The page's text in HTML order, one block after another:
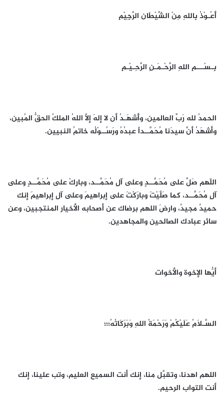
أَعُـوْذُ بِاللهِ مِنْ الشَّيْطَان الرَّجِيْمِ
بِـسْـــمِ اللهِ الرَّحْـمَـنِ الرَّحِـيْـمِ
الحمدُ لله رَبِّ العالمين، وأَشهَـدُ أن لا إلهَ إلَّا اللهُ الملكُ الحقُّ المُبين،
وأشهَدُ أنَّ سيدَنا مُحَمَّــداً عبدُهُ ورَسُــوْلُه خاتمُ النبيين.
اللّهم صَلِّ على مُحَمَّــدٍ وعلى آلِ مُحَمَّــد، وبارِكْ على مُحَمَّــدٍ وعلى
آلِ مُحَمَّــد، كما صَلَّيْتَ وبارَكْتَ على إبراهيمَ وعلى آلِ إبراهيمَ إنك
حميدٌ مجيدٌ، وارضَ اللهم برضاك عن أصحابه الأخيار المنتجبين، وعن
سائر عبادك الصالحين والمجاهدين.
أيُّها الإخوة والأخوات
السَّـلَامُ عَلَيْكُمْ وَرَحْمَةُ اللهِ وَبَرَكَاتُهُ؛؛؛
اللهم اهدنا، وتقبَّل منا، إنك أنت السميع العليم، وتب علينا، إنك
أنت التواب الرحيم.